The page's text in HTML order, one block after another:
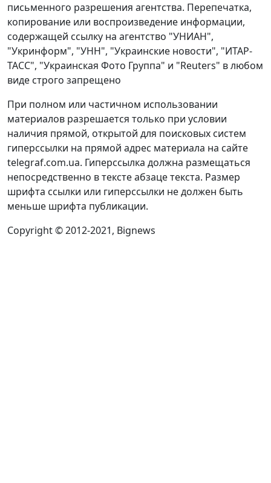
письменного разрешения агентства. Перепечатка,
копирование или воспроизведение информации,
содержащей ссылку на агентство "УНИАН",
"Укринформ", "УНН", "Украинские новости", "ИТАР-
ТАСС", "Украинская Фото Группа" и "Reuters" в любом
виде строго запрещено
При полном или частичном использовании
материалов разрешается только при условии
наличия прямой, открытой для поисковых систем
гиперссылки на прямой адрес материала на сайте
telegraf.com.ua. Гиперссылка должна размещаться
непосредственно в тексте абзаце текста. Размер
шрифта ссылки или гиперссылки не должен быть
меньше шрифта публикации.
Copyright © 2012-2021, Bignews